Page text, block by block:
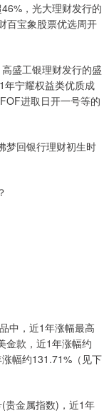
，光大理财发行的
百宝象股票优选周开
盛工银理财发行的盛
年宁耀权益类优质成
进取日开一号等的
梦回银行理财初生时
中，近1年涨幅最高
金款，近1年涨幅约
幅约131.71%（见下
贵金属指数)，近1年